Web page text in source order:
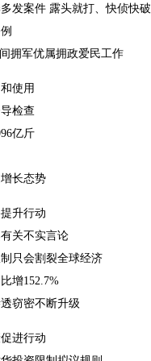
发案件 露头就打、快侦快破
拥军优属拥政爱民工作
使用
检查
亿斤
长态势
升行动
关不实言论
只会割裂全球经济
增152.7%
窃密不断升级
进行动